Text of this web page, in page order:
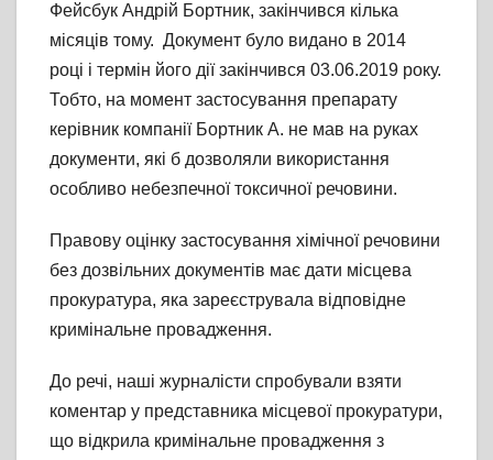
Фейсбук Андрій Бортник, закінчився кілька
місяців тому. Документ було видано в 2014
році і термін його дії закінчився 03.06.2019 року.
Тобто, на момент застосування препарату
керівник компанії Бортник А. не мав на руках
документи, які б дозволяли використання
особливо небезпечної токсичної речовини.
Правову оцінку застосування хімічної речовини
без дозвільних документів має дати місцева
прокуратура, яка зареєструвала відповідне
кримінальне провадження.
До речі, наші журналісти спробували взяти
коментар у представника місцевої прокуратури,
що відкрила кримінальне провадження з